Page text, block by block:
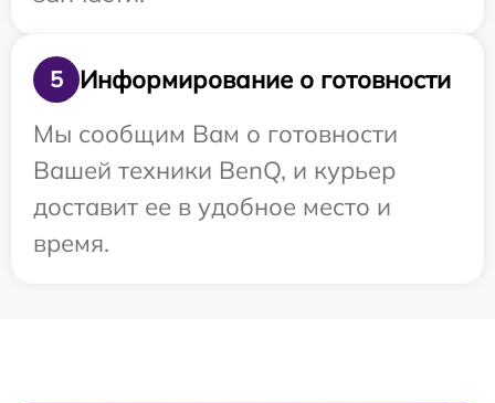
5
Информирование о готовности
Мы сообщим Вам о готовности
Вашей техники BenQ, и курьер
доставит ее в удобное место и
время.